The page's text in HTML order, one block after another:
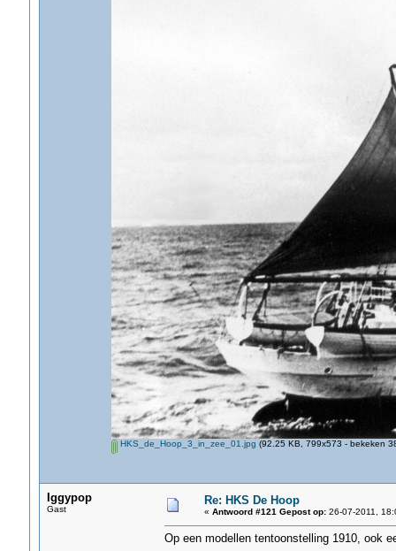
HKS_de_Hoop_3_in_zee_01.jpg (92.25 KB, 799x573 - bekeken
Iggypop
Gast
Re: HKS De Hoop
« Antwoord #121 Gepost op:26-07-2011,
Op een modellen tentoonstelling 1910, ook